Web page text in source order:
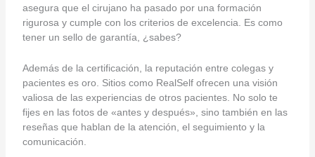
asegura que el cirujano ha pasado por una formación
rigurosa y cumple con los criterios de excelencia. Es como
tener un sello de garantía, ¿sabes?
Además de la certificación, la reputación entre colegas y
pacientes es oro. Sitios como RealSelf ofrecen una visión
valiosa de las experiencias de otros pacientes. No solo te
fijes en las fotos de «antes y después», sino también en las
reseñas que hablan de la atención, el seguimiento y la
comunicación.